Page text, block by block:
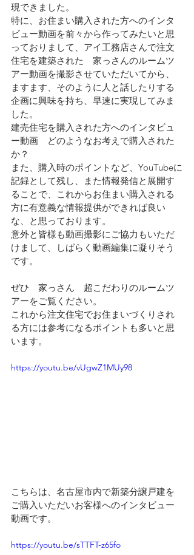
現できました。
特に、お住まい購入された方へのインタ
ビュー動画を前々から作ってみたいと思
っておりまして、アイ工務店さんで注文
住宅を建築された　家っさんのルームツ
アー動画を撮影させていただいてから、
ますます、そのように人と話したりする
企画に興味を持ち、早速に実現してみま
した。
建売住宅を購入された方へのインタビュ
ー動画　どのようなお考えで購入された
か？
また、購入時のポイントなど、YouTubeに
記録として残し、また情報発信と展開す
ることで、これからお住まい購入される
方に有意義な情報提供ができれば良い
な、と思っております。
意外と皆様も動画撮影にご協力もいただ
けまして、しばらく動画編集に凝りそう
です。
ぜひ　家っさん　超こだわりのルームツ
アーをご覧ください。
これから注文住宅でお住まいづくりされ
る方には参考になるポイントも多いと思
います。
https://youtu.be/vUgwZ1MUy98
こちらは、名古屋市内で新築分譲戸建を
ご購入いただいお客様へのインタビュー
動画です。
https://youtu.be/sTTFT-z65fo